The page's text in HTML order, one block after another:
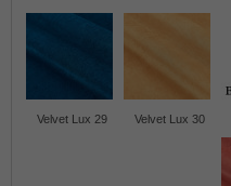
Velvet Lux 29 Velvet Lux 30